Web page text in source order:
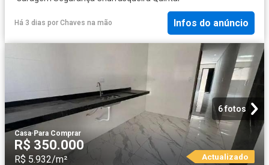
Há 3 dias por Chaves na mão Infos do anúncio
6 fotos
Casa· Para Comprar
R$ 350.000
R$ 5.932/m² Actualizado